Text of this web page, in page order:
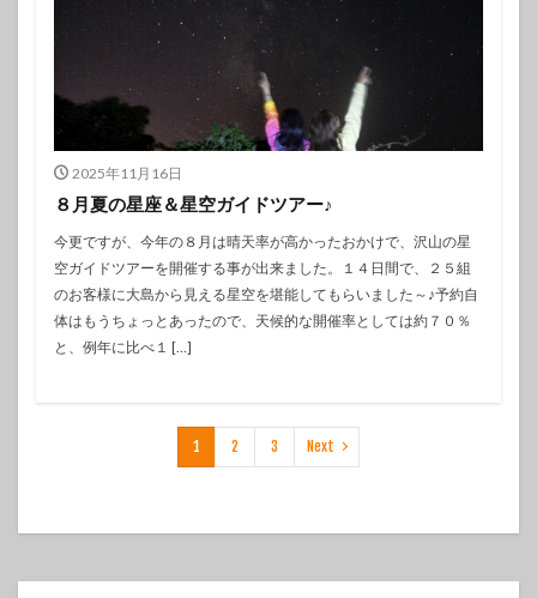
2025年11月16日
８月夏の星座＆星空ガイドツアー♪
今更ですが、今年の８月は晴天率が高かったおかけで、沢山の星
空ガイドツアーを開催する事が出来ました。１４日間で、２５組
のお客様に大島から見える星空を堪能してもらいました～♪予約自
体はもうちょっとあったので、天候的な開催率としては約７０％
と、例年に比べ１ […]
1 2 3 Next